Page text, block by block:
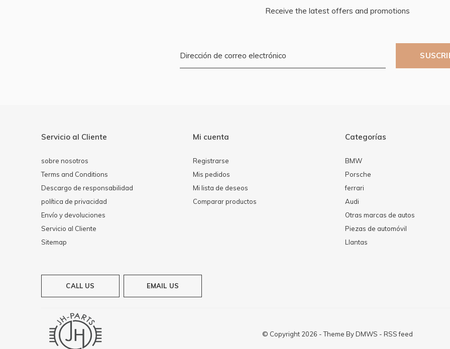
Receive the latest offers and promotions
Servicio al Cliente
sobre nosotros
Terms and Conditions
Descargo de responsabilidad
política de privacidad
Envío y devoluciones
Servicio al Cliente
Sitemap
Mi cuenta
Registrarse
Mis pedidos
Mi lista de deseos
Comparar productos
Categorías
BMW
Porsche
ferrari
Audi
Otras marcas de autos
Piezas de automóvil
Llantas
CALL US EMAIL US
© Copyright 2026 - Theme ByDMWS - RSS feed